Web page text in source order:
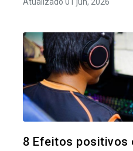
8 Efeitos positivos